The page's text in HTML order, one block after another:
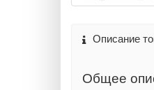
Описание
Общее